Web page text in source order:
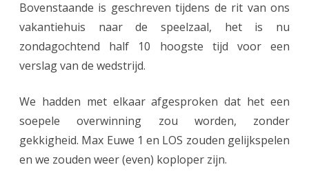
Bovenstaande is geschreven tijdens de rit van ons
vakantiehuis naar de speelzaal, het is nu
zondagochtend half 10 hoogste tijd voor een
verslag van de wedstrijd.
We hadden met elkaar afgesproken dat het een
soepele overwinning zou worden, zonder
gekkigheid. Max Euwe 1 en LOS zouden gelijkspelen
en we zouden weer (even) koploper zijn.